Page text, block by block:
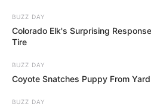
BUZZ DAY
Colorado Elk's Surprising
Tire
BUZZ DAY
Coyote Snatches Puppy From
BUZZ DAY